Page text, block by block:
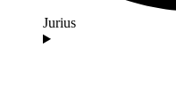
Jurius